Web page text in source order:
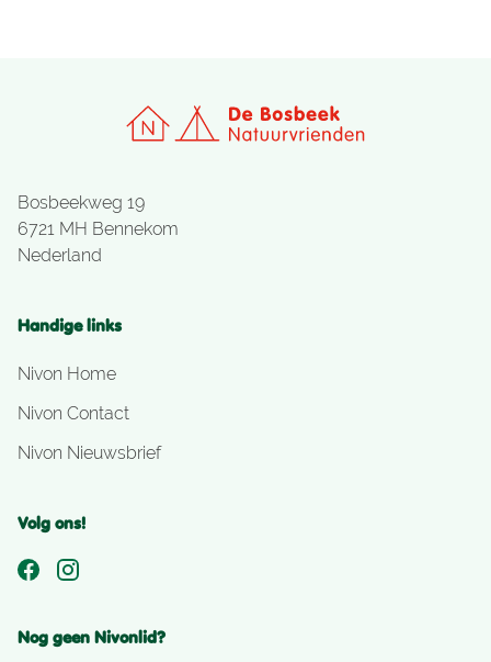
Bosbeekweg 19
6721 MH Bennekom
Nederland
Handige links
Nivon Home
Nivon Contact
Nivon Nieuwsbrief
Volg ons!
Nog geen Nivonlid?